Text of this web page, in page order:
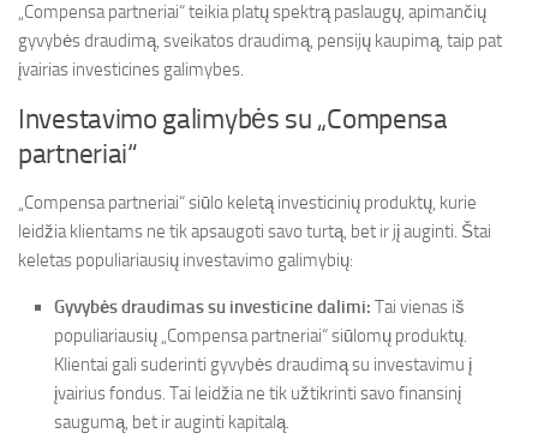
„Compensa partneriai“ teikia platų spektrą paslaugų, apimančių
gyvybės draudimą, sveikatos draudimą, pensijų kaupimą, taip pat
įvairias investicines galimybes.
Investavimo galimybės su „Compensa
partneriai“
„Compensa partneriai“ siūlo keletą investicinių produktų, kurie
leidžia klientams ne tik apsaugoti savo turtą, bet ir jį auginti. Štai
keletas populiariausių investavimo galimybių:
Gyvybės draudimas su investicine dalimi: Tai vienas iš
populiariausių „Compensa partneriai“ siūlomų produktų.
Klientai gali suderinti gyvybės draudimą su investavimu į
įvairius fondus. Tai leidžia ne tik užtikrinti savo finansinį
saugumą, bet ir auginti kapitalą.